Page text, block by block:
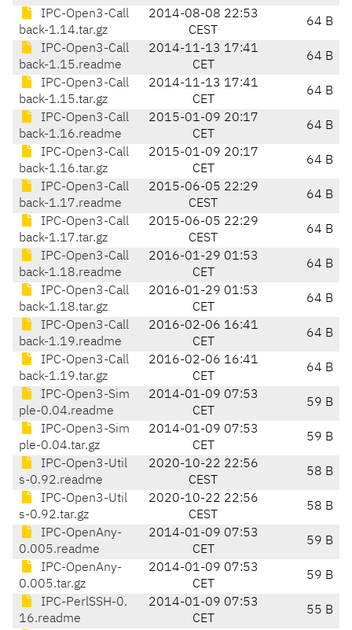
IPC-Open3-Call
back-1.14.tar.gz
2014-08-08 22:53
CEST
64 B
IPC-Open3-Call
back-1.15.readme
2014-11-13 17:41
CET
64 B
IPC-Open3-Call
back-1.15.tar.gz
2014-11-13 17:41
CET
64 B
IPC-Open3-Call
back-1.16.readme
2015-01-09 20:17
CET
64 B
IPC-Open3-Call
back-1.16.tar.gz
2015-01-09 20:17
CET
64 B
IPC-Open3-Call
back-1.17.readme
2015-06-05 22:29
CEST
64 B
IPC-Open3-Call
back-1.17.tar.gz
2015-06-05 22:29
CEST
64 B
IPC-Open3-Call
back-1.18.readme
2016-01-29 01:53
CET
64 B
IPC-Open3-Call
back-1.18.tar.gz
2016-01-29 01:53
CET
64 B
IPC-Open3-Call
back-1.19.readme
2016-02-06 16:41
CET
64 B
IPC-Open3-Call
back-1.19.tar.gz
2016-02-06 16:41
CET
64 B
IPC-Open3-Sim
ple-0.04.readme
2014-01-09 07:53
CET
59 B
IPC-Open3-Sim
ple-0.04.tar.gz
2014-01-09 07:53
CET
59 B
IPC-Open3-Util
s-0.92.readme
2020-10-22 22:56
CEST
58 B
IPC-Open3-Util
s-0.92.tar.gz
2020-10-22 22:56
CEST
58 B
IPC-OpenAny-
0.005.readme
2014-01-09 07:53
CET
59 B
IPC-OpenAny-
0.005.tar.gz
2014-01-09 07:53
CET
59 B
IPC-PerlSSH-0.
16.readme
2014-01-09 07:53
CET
55 B